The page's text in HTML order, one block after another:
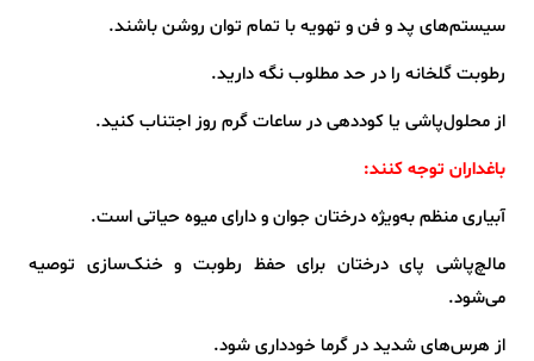
سیستم‌های پد و فن و تهویه با تمام توان روشن باشند.
رطوبت گلخانه را در حد مطلوب نگه دارید.
از محلول‌پاشی یا کوددهی در ساعات گرم روز اجتناب کنید.
باغداران توجه کنند:
آبیاری منظم به‌ویژه درختان جوان و دارای میوه حیاتی است.
مالچ‌پاشی پای درختان برای حفظ رطوبت و خنک‌سازی توصیه
می‌شود.
از هرس‌های شدید در گرما خودداری شود.